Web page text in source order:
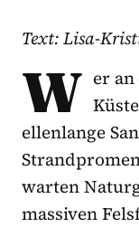
Text: Lisa-
W er
Küste
ellenlange
warten
massiven